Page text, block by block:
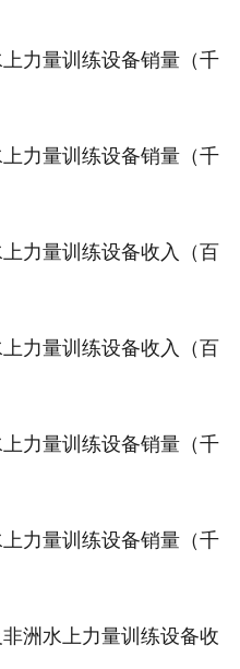
力量训练设备销量（千
力量训练设备销量（千
力量训练设备收入（百
力量训练设备收入（百
力量训练设备销量（千
力量训练设备销量（千
洲水上力量训练设备收